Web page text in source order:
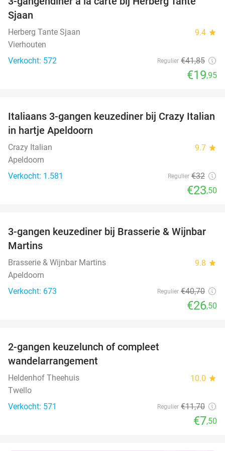
52%
Sjaan
Herberg Tante Sjaan 9.4 star
Vierhouten
Verkocht: 572
Regulier €41,85
€19,95
27%
Italiaans 3-gangen keuzediner bij Crazy Italian
in hartje Apeldoorn
Crazy Italian 9.7 star
Apeldoorn
Verkocht: 1.581
Regulier €32
€23,50
35%
3-gangen keuzediner bij Brasserie & Wijnbar
Martins
Brasserie & Wijnbar Martins 9.8 star
Apeldoorn
Verkocht: 673
Regulier €40,70
€26,50
2-gangen keuzelunch of compleet
wandelarrangement
Heldenhof Theehuis 10.0 star
Twello
Verkocht: 571
Regulier €11,70
€7,50